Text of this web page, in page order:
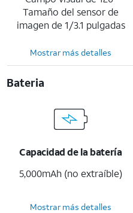
Tamaño del sensor de
imagen de 1/3.1 pulgadas
Mostrar más detalles
Bateria
Capacidad de la batería
5,000mAh (no extraíble)
Mostrar más detalles